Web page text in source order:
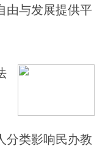
由与发展提供平
分类影响民办教